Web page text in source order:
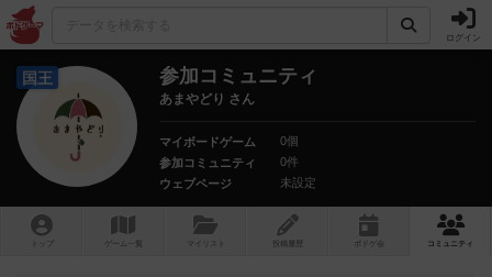
ログイン
国王 参加コミュニティ
あまやどり さん
マイボードゲーム
0個
参加コミュニティ
0件
ウェブページ
未設定
トップ ゲーム一覧 マイリスト 投稿履歴 ボ ドゲ コミュニティ